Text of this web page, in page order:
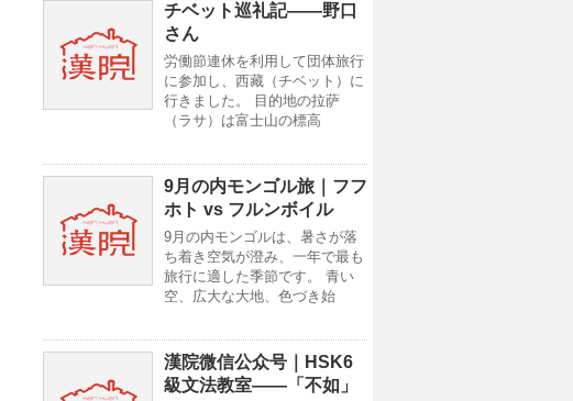
チベット巡礼記——野口
さん
労働節連休を利用して団体旅行
に参加し、西藏（チベット）に
行きました。 目的地の拉萨
（ラサ）は富士山の標高
9月の内モンゴル旅｜フフ
ホト vs フルンボイル
9月の内モンゴルは、暑さが落
ち着き空気が澄み、一年で最も
旅行に適した季節です。 青い
空、広大な大地、色づき始
漢院微信公众号｜HSK6
級文法教室——「不如」